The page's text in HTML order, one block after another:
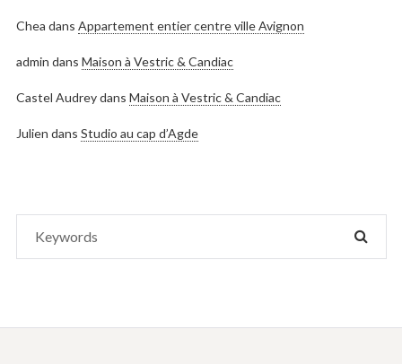
Chea dans Appartement entier centre ville Avignon
admin dans Maison à Vestric & Candiac
Castel Audreydans Maison à Vestric & Candiac
Julien dans Studio au cap d’Agde